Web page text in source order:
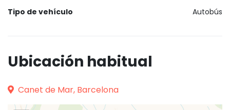
Tipo de vehículo Autobús
Ubicación habitual
Canet de Mar, Barcelona